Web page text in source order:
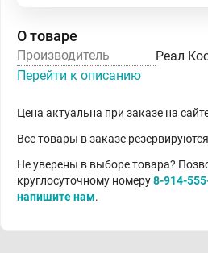
О товаре
Производитель
Реал
Перейти к описанию
Цена актуальна при заказе на
Все товары в заказе
Не уверены в выборе товара?
круглосуточному номеру8-914-
напишите нам.